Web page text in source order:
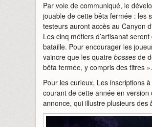
Par voie de communiqué, le
jouable de cette bêta fermée : les
testeurs auront accès au Canyon
Les cinq métiers d’artisanat
bataille. Pour encourager les
vaincre que les quatre bosses de
bêta fermée, y compris des titres ».
Pour les curieux, Les inscriptions
courant de cette année en version
annonce, qui illustre plusieurs des